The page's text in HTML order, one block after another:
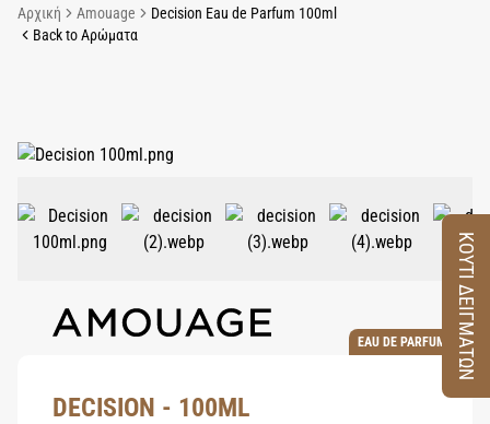
Αρχική Amouage
Decision Eau de Parfum 100ml
Back to Αρώματα
EAU DE PARFUM
DECISION - 100ML
ΚΟΥΤΙ ΔΕΙΓΜΑΤΩΝ